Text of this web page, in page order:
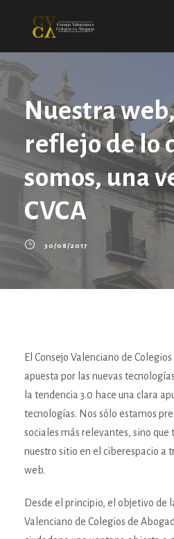
Nuestra
reflejo de lo
somos, una
CVCA
30/08/2017
El Consejo Valenciano de
apuesta por las nuevas
la tendencia 3.0 hace una clara
tecnologías. Nos sólo estamos
sociales más relevantes, sino que
nuestro sitio en el ciberespacio a
web.
Desde el principio, el objetivo de
Valenciano de Colegios de